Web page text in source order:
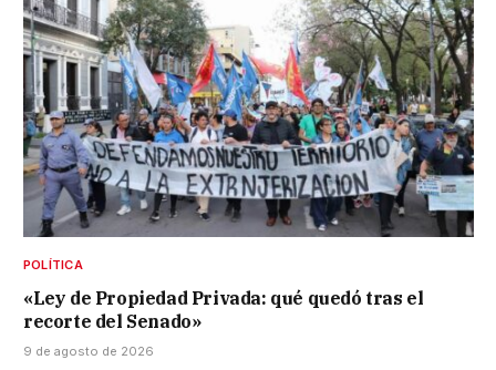
POLÍTICA
«Ley de Propiedad Privada: qué quedó tras el
recorte del Senado»
9 de agosto de 2026